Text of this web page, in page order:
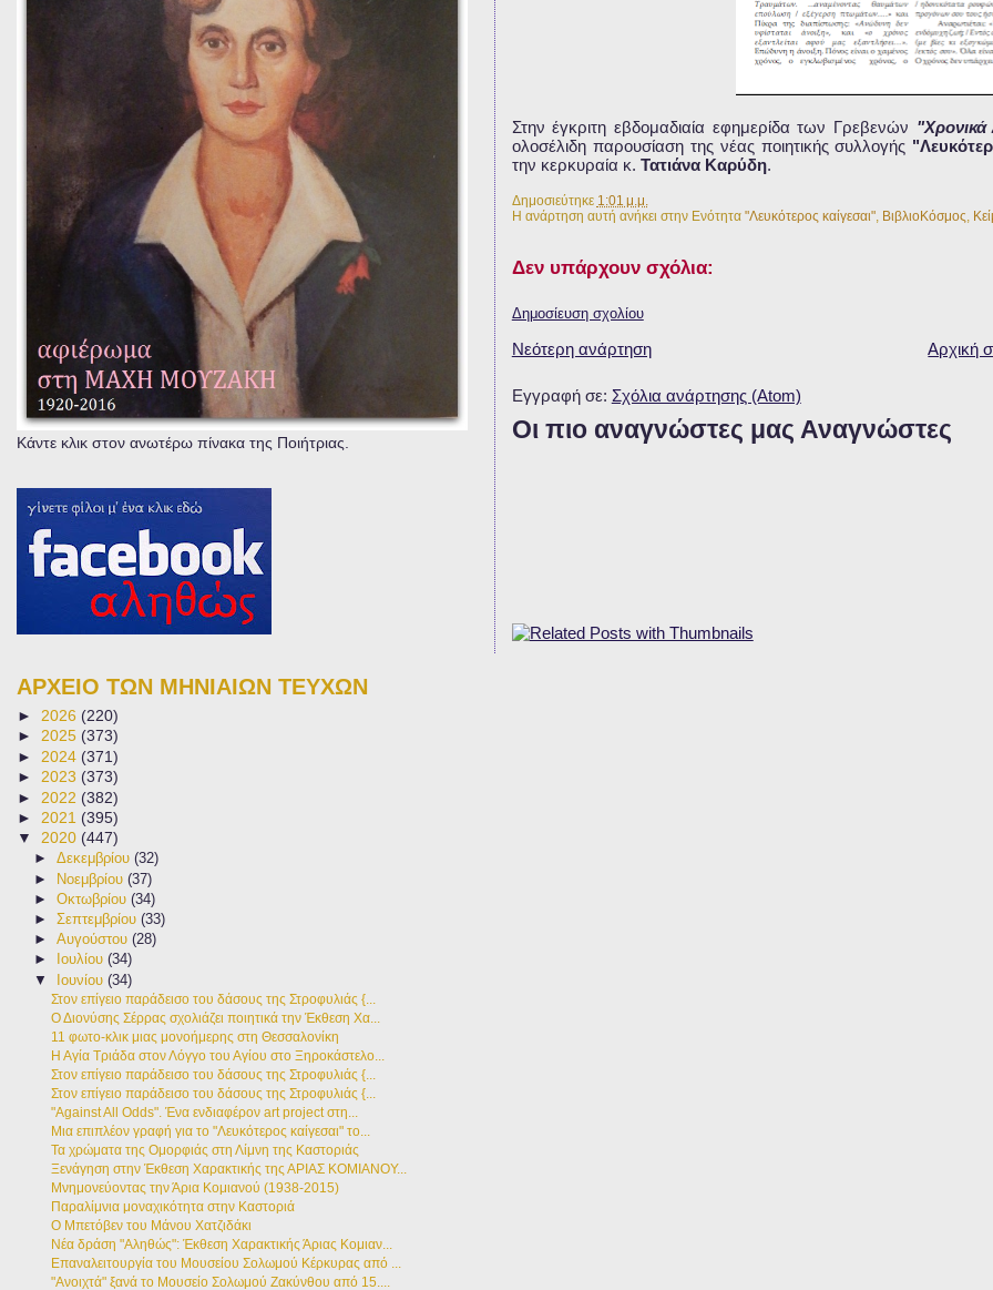
Στην έγκριτη εβδομαδιαία εφημερίδα των Γρεβενών
ολοσέλιδη παρουσίαση της νέας ποιητικής συλλογής
την κερκυραία κ. Τατιάνα Καρύδη.
Δημοσιεύτηκε 1:01 μ.μ.
Η ανάρτηση αυτή ανήκει στην Ενότητα "Λευκότερος καίγεσαι", ΒιβλιοΚόσμος
Δεν υπάρχουν σχόλια:
Δημοσίευση σχολίου
Νεότερη ανάρτηση Αρχική
Εγγραφή σε: Σχόλια ανάρτησης (Atom)
Οι πιο αναγνώστες μας Αναγνώστες
Κάντε κλικ στον ανωτέρω πίνακα της Ποιήτριας.
ΑΡΧΕΙΟ ΤΩΝ ΜΗΝΙΑΙΩΝ ΤΕΥΧΩΝ
► 2026 (220)
► 2025 (373)
► 2024 (371)
► 2023 (373)
► 2022 (382)
► 2021 (395)
▼ 2020 (447)
►Δεκεμβρίου(32)
► Νοεμβρίου(37)
►Οκτωβρίου(34)
►Σεπτεμβρίου(33)
►Αυγούστου(28)
►
Ιουλίου(34)
▼ Ιουνίου(34)
Στον επίγειο παράδεισο του δάσους της Στροφυλιάς {...
Ο Διονύσης Σέρρας σχολιάζει ποιητικά την Έκθεση Χα...
11 φωτο-κλικ μιας μονοήμερης στη Θεσσαλονίκη
Η Αγία Τριάδα στον Λόγγο του Αγίου στο Ξηροκάστελο...
Στον επίγειο παράδεισο του δάσους της Στροφυλιάς {...
Στον επίγειο παράδεισο του δάσους της Στροφυλιάς {...
"Against All Odds". Ένα ενδιαφέρον art project στη...
Μια επιπλέον γραφή για το "Λευκότερος καίγεσαι" το...
Τα χρώματα της Ομορφιάς στη Λίμνη της Καστοριάς
Ξενάγηση στην Έκθεση Χαρακτικής της ΑΡΙΑΣ ΚΟΜΙΑΝΟΥ...
Μνημονεύοντας την Άρια Κομιανού (1938-2015)
Παραλίμνια μοναχικότητα στην Καστοριά
Ο Μπετόβεν του Μάνου Χατζιδάκι
Νέα δράση "Αληθώς": Έκθεση Χαρακτικής Άριας Κομιαν...
Επαναλειτουργία του Μουσείου Σολωμού Κέρκυρας από ...
"Ανοιχτά" ξανά το Μουσείο Σολωμού Ζακύνθου από 15....